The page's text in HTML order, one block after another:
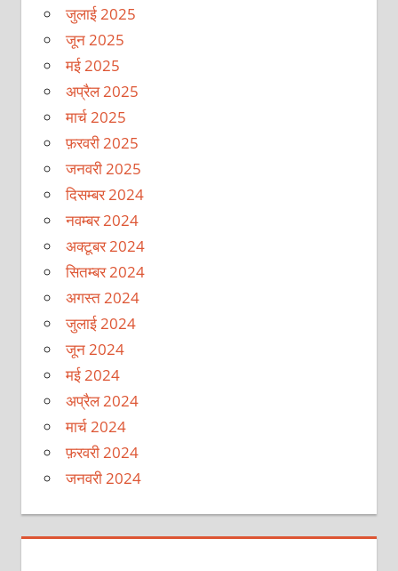
जुलाई 2025
जून 2025
मई 2025
अप्रैल 2025
मार्च 2025
फ़रवरी 2025
जनवरी 2025
दिसम्बर 2024
नवम्बर 2024
अक्टूबर 2024
सितम्बर 2024
अगस्त 2024
जुलाई 2024
जून 2024
मई 2024
अप्रैल 2024
मार्च 2024
फ़रवरी 2024
जनवरी 2024